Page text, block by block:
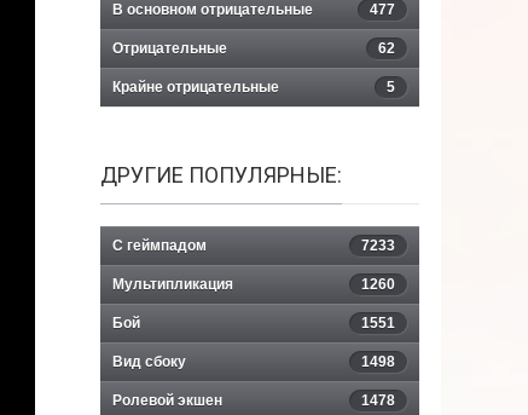
В основном отрицательные 477
Отрицательные 62
Крайне отрицательные 5
ДРУГИЕ ПОПУЛЯРНЫЕ:
С геймпадом 7233
Мультипликация 1260
Бой 1551
Вид сбоку 1498
Ролевой экшен 1478